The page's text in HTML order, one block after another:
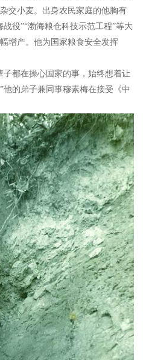
交小麦。出身农民家庭的他胸有
役”“渤海粮仓科技示范工程”等大
增产。他为国家粮食安全发挥
都在操心国家的事，始终想着让
的弟子兼同事穆素梅在接受《中